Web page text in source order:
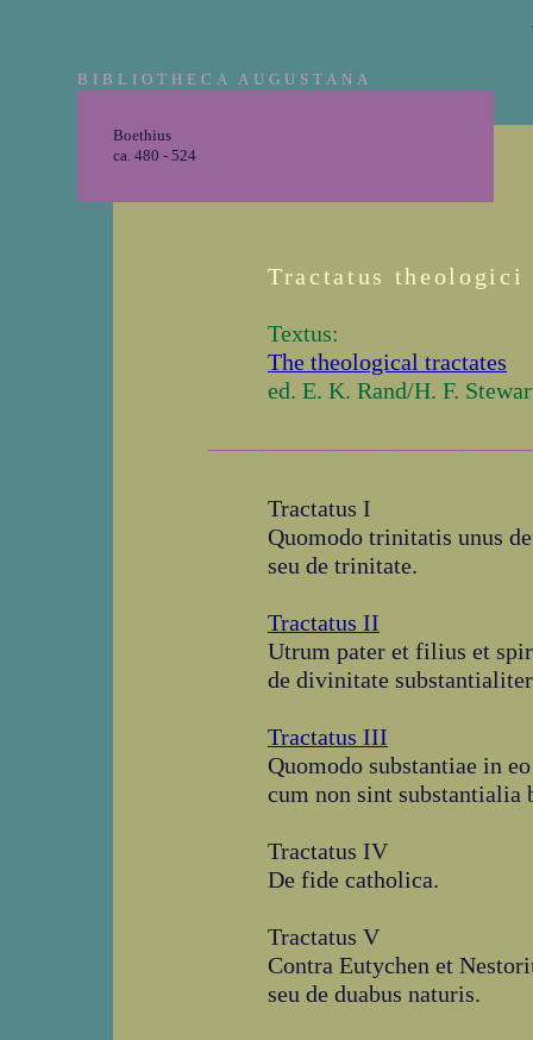
BIBLIOTHECA AUGUSTANA
Boethius
ca. 480 - 524
Tractatus theologici
Textus:
The theological tractates
ed. E. K. Rand/H. F.
Tractatus I
Quomodo trinitatis unus
seu de trinitate.
Tractatus II
Utrum pater et filius et
de divinitate
Tractatus III
Quomodo substantiae in
cum non sint substantialia
Tractatus IV
De fide catholica.
Tractatus V
Contra Eutychen et
seu de duabus naturis.